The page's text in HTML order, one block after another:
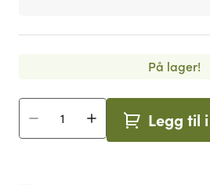
På lager!
Antall Legg til